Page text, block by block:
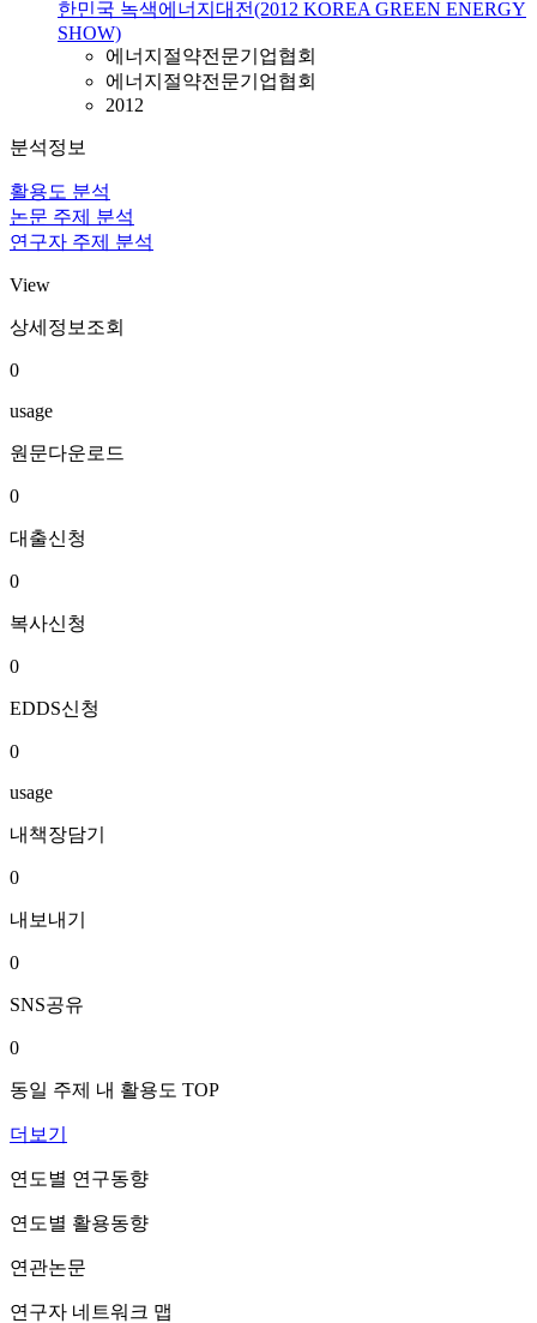
한민국 녹색에너지대전(2012 KOREA GREEN ENERGY
SHOW)
에너지절약전문기업협회
에너지절약전문기업협회
2012
분석정보
활용도 분석
논문 주제 분석
연구자 주제 분석
View
상세정보조회
0
usage
원문다운로드
0
대출신청
0
복사신청
0
EDDS신청
0
usage
내책장담기
0
내보내기
0
SNS공유
0
동일 주제 내 활용도 TOP
더보기
연도별 연구동향
연도별 활용동향
연관논문
연구자 네트워크 맵